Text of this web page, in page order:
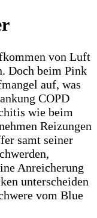
von Luft
Doch beim Pink
auf, was
COPD
wie beim
Reizungen
samt seiner
Anreicherung
unterscheiden
vom Blue